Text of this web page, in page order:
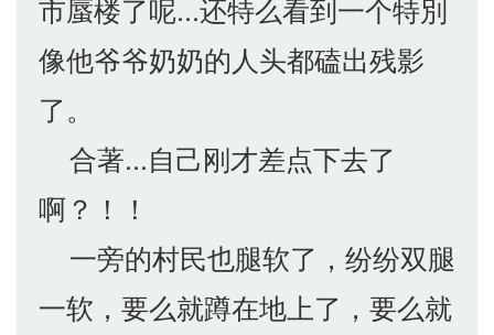
市蜃楼了呢...还特么看到一个特別
像他爷爷奶奶的人头都磕出残影
了。
合著...自己刚才差点下去了
啊？！！
一旁的村民也腿软了，纷纷双腿
一软，要么就蹲在地上了，要么就